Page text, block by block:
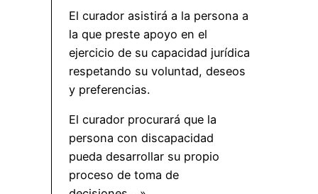
El curador asistirá a la persona a
la que preste apoyo en el
ejercicio de su capacidad jurídica
respetando su voluntad, deseos
y preferencias.
El curador procurará que la
persona con discapacidad
pueda desarrollar su propio
proceso de toma de